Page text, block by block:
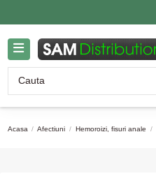
Acasa Afectiuni Hemoroizi, fisuri anale